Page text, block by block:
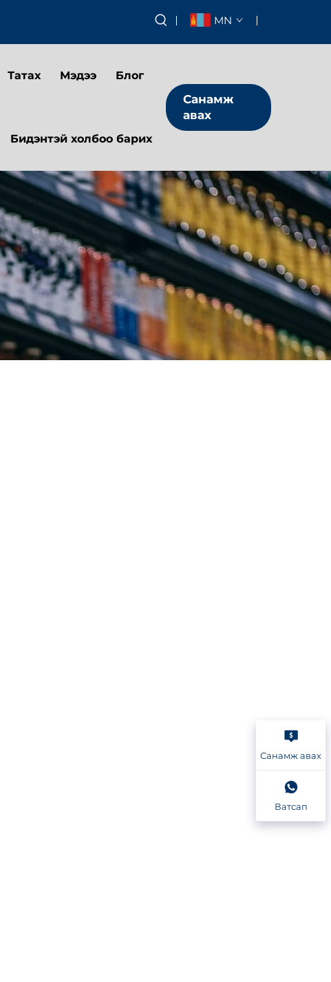
MN
Татах Мэдээ Блог
Бидэнтэй холбоо барих
Санамж
авах
Санамж авах
Ватсап